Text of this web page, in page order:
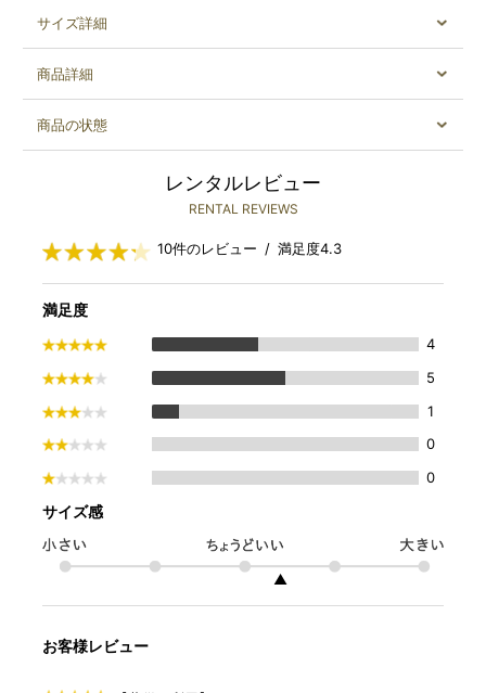
サイズ詳細
商品詳細
商品の状態
レンタルレビュー
RENTAL REVIEWS
10件のレビュー / 満足度4.3
満足度
4
5
1
0
0
サイズ感
▲
お客様レビュー